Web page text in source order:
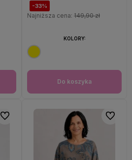
-33%
Najniższa cena: 149,90 zł
Do koszyka
KOLORY:
Do ulubionych Do